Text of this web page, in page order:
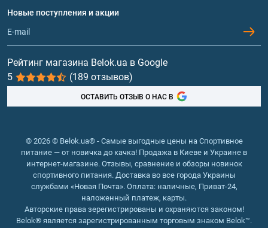
Обмен и возврат
Протеин
Гейнеры
Витамины и минералы
Рыбий жир, жирные кислоты
Новые поступления и акции
Рейтинг магазина Belok.ua в Google
5
(189 отзывов)
ОСТАВИТЬ ОТЗЫВ О НАС В
© 2026 © Belok.ua® - Самые выгодные цены на Спортивное
питание — от новичка до качка! Продажа в Киеве и Украине в
интернет-магазине. Отзывы, сравнение и обзоры новинок
спортивного питания. Доставка во все города Украины
службами «Новая Почта». Оплата: наличные, Приват-24,
наложенный платеж, карты.
Авторские права зерегистрированы и охраняются законом!
Belok® является зарегистрированным торговым знаком Belok™.